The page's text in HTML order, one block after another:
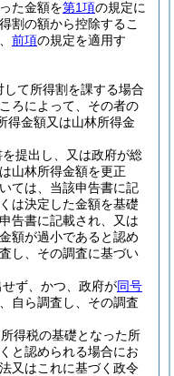
た金額を第1項の規定に
割の額から控除するこ
前項の規定を適用す
して所得割を課する場合
ろによって、その者の
得金額又は山林所得金
提出し、又は政府が総
山林所得金額を更正
ては、当該申告書に記
は決定した金額を基礎
告書に記載され、又は
額が過小であると認め
し、その調査に基づい
ず、かつ、政府が同号
自ら調査し、その調査
得税の基礎となった所
と認められる場合にお
又はこれに基づく政令